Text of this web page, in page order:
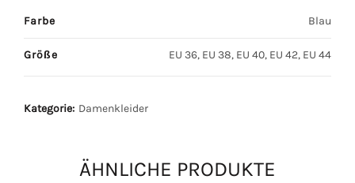
Farbe Blau
Größe EU 36, EU 38, EU 40, EU 42, EU 44
Kategorie: Damenkleider
ÄHNLICHE PRODUKTE